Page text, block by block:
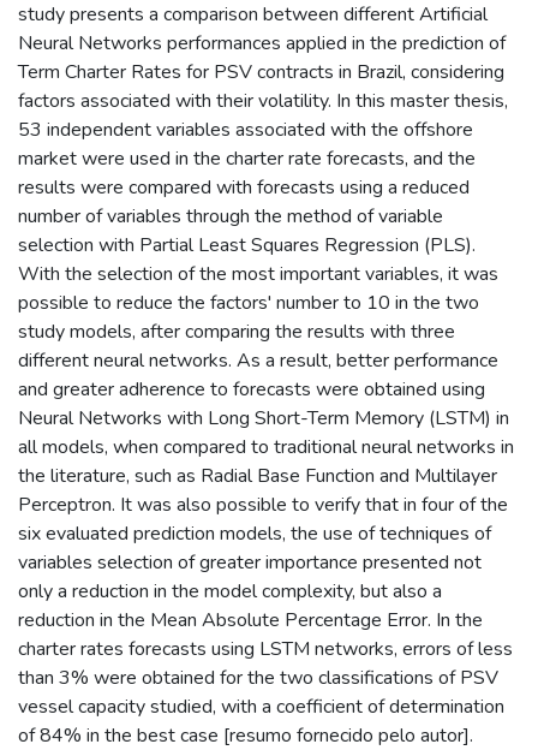
study presents a comparison between different Artificial
Neural Networks performances applied in the prediction of
Term Charter Rates for PSV contracts in Brazil, considering
factors associated with their volatility. In this master thesis,
53 independent variables associated with the offshore
market were used in the charter rate forecasts, and the
results were compared with forecasts using a reduced
number of variables through the method of variable
selection with Partial Least Squares Regression (PLS).
With the selection of the most important variables, it was
possible to reduce the factors' number to 10 in the two
study models, after comparing the results with three
different neural networks. As a result, better performance
and greater adherence to forecasts were obtained using
Neural Networks with Long Short-Term Memory (LSTM) in
all models, when compared to traditional neural networks in
the literature, such as Radial Base Function and Multilayer
Perceptron. It was also possible to verify that in four of the
six evaluated prediction models, the use of techniques of
variables selection of greater importance presented not
only a reduction in the model complexity, but also a
reduction in the Mean Absolute Percentage Error. In the
charter rates forecasts using LSTM networks, errors of less
than 3% were obtained for the two classifications of PSV
vessel capacity studied, with a coefficient of determination
of 84% in the best case [resumo fornecido pelo autor].